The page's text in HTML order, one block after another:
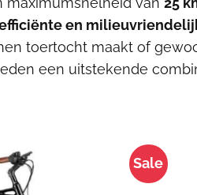
en
toertocht maakt of
een uitstekende
Sale